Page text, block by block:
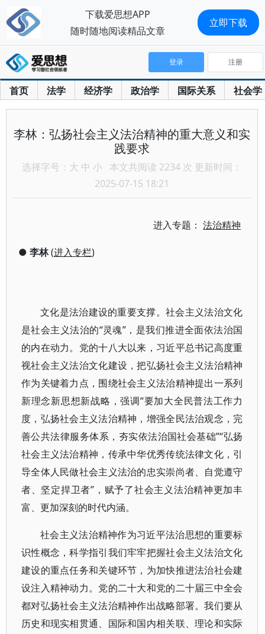
首页 法学 经济学 政治学 国际关系 社会学
登录 注册
李林：弘扬社会主义法治精神的重大意义和实
践要求
选择字号： 大 中 小 本文共阅读 2234 次 更新时间：
2025-07-15 18:21
进入专题：法治精神
● 李林(进入专栏)
文化是法治建设的重要支撑。社会主义法治文化
是社会主义法治的“灵魂”，是我们推进全面依法治国
的内在动力。党的十八大以来，习近平总书记高度重
视社会主义法治文化建设，把弘扬社会主义法治精神
作为关键着力点，围绕社会主义法治精神提出一系列
新理念新思想新战略，强调“要加大全民普法工作力
度，弘扬社会主义法治精神，增强全民法治观念，完
善公共法律服务体系，夯实依法治国社会基础”“弘扬
社会主义法治精神，传承中华优秀传统法律文化，引
导全体人民做社会主义法治的忠实崇尚者、自觉遵守
者、坚定捍卫者”，赋予了社会主义法治精神更加丰
富、更加深刻的时代内涵。
社会主义法治精神作为习近平法治思想的重要标
识性概念，科学指引我们牢牢把握社会主义法治文化
建设的重点任务和关键环节，为加快推进法治社会建
设注入精神动力。党的二十大和党的二十届三中全会
都对弘扬社会主义法治精神作出战略部署。我们要从
历史和现实相贯通、国际和国内相关联、理论和实际
下载爱思想APP
随时随地阅读精品文章
立即下载